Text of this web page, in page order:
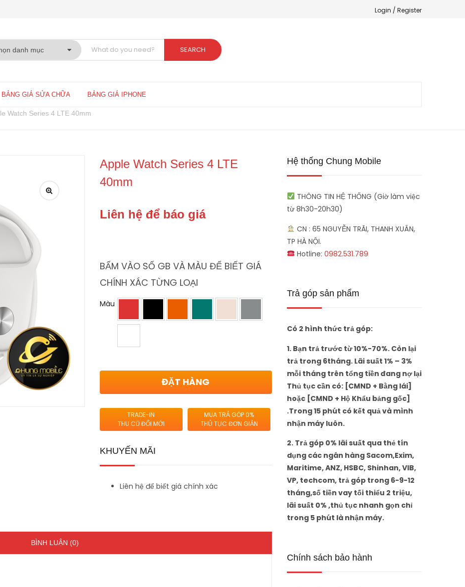
Login / Register
SEARCH
BẢNG GIÁ SỬA CHỮA BẢNG GIÁ IPHONE
Watch Series 4 LTE 40mm
Apple Watch Series 4 LTE
40mm
Liên hệ để báo giá
BẤM VÀO SỐ GB VÀ MÀU ĐỂ BIẾT GIÁ
CHÍNH XÁC TỪNG LOẠI
Màu
ĐẶT HÀNG
TRADE-IN
THU CŨ ĐỔI MỚI
MUA TRẢ GÓP 0%
THỦ TỤC ĐƠN GIẢN
KHUYẾN MÃI
Liên hệ để biết giá chính xác
BÌNH LUẬN (0)
Hệ thống Chung Mobile
THÔNG TIN HỆ THỐNG (Giờ làm việc
từ 8h30-20h30)
CN : 65 NGUYỄN TRÃI, THANH XUÂN,
TP HÀ NỘI.
Hotline: 0982.531.789
Trả góp sản phẩm
Có 2 hình thức trả góp:
1. Bạn trả trước từ 10%-70%. Còn lại
trả trong 6tháng. Lãi suất 1% – 3%
mỗi tháng trên tổng tiền đang nợ lại
Thủ tục cần có: [CMND + Bằng lái]
hoặc [CMND + Hộ Khẩu bảng gốc]
.Trong 15 phút có kết quả và mình
nhận máy luôn.
2. Trả góp 0% lãi suất qua thẻ tín
dụng các ngân hàng Sacom,Exim,
Maritime, ANZ, HSBC, Shinhan, VIB,
VP, techcom, trả góp trong 6-9-12
tháng,số tiền vay tối thiểu 2 triệu,
lãi suất 0% ,thủ tục nhanh gọn chỉ
trong 5 phút là nhận máy.
Chính sách bảo hành